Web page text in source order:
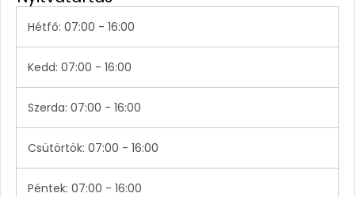
Hétfő: 07:00 - 16:00
Kedd: 07:00 - 16:00
Szerda: 07:00 - 16:00
Csütörtök: 07:00 - 16:00
Péntek: 07:00 - 16:00